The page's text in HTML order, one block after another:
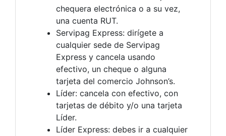
chequera electrónica o a su vez,
una cuenta RUT.
Servipag Express: dirígete a
cualquier sede de Servipag
Express y cancela usando
efectivo, un cheque o alguna
tarjeta del comercio Johnson’s.
Líder: cancela con efectivo, con
tarjetas de débito y/o una tarjeta
Líder.
Líder Express: debes ir a cualquier